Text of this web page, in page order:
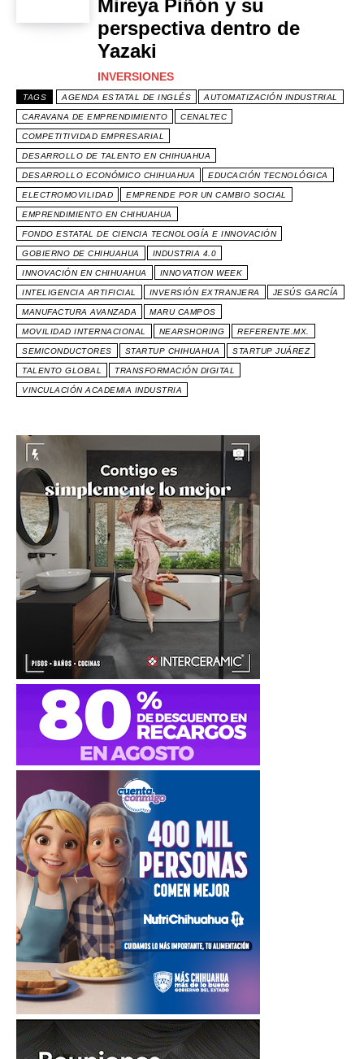
Mireya Piñón y su
perspectiva dentro de
Yazaki
INVERSIONES
TAGS AGENDA ESTATAL DE INGLÉS AUTOMATIZACIÓN INDUSTRIAL
CARAVANA DE EMPRENDIMIENTO CENALTEC
COMPETITIVIDAD EMPRESARIAL
DESARROLLO DE TALENTO EN CHIHUAHUA
DESARROLLO ECONÓMICO CHIHUAHUA EDUCACIÓN TECNOLÓGICA
ELECTROMOVILIDAD EMPRENDE POR UN CAMBIO SOCIAL
EMPRENDIMIENTO EN CHIHUAHUA
FONDO ESTATAL DE CIENCIA TECNOLOGÍA E INNOVACIÓN
GOBIERNO DE CHIHUAHUA INDUSTRIA 4.0
INNOVACIÓN EN CHIHUAHUA INNOVATION WEEK
INTELIGENCIA ARTIFICIAL INVERSIÓN EXTRANJERA JESÚS GARCÍA
MANUFACTURA AVANZADA MARU CAMPOS
MOVILIDAD INTERNACIONAL NEARSHORING REFERENTE.MX.
SEMICONDUCTORES STARTUP CHIHUAHUA STARTUP JUÁREZ
TALENTO GLOBAL TRANSFORMACIÓN DIGITAL
VINCULACIÓN ACADEMIA INDUSTRIA